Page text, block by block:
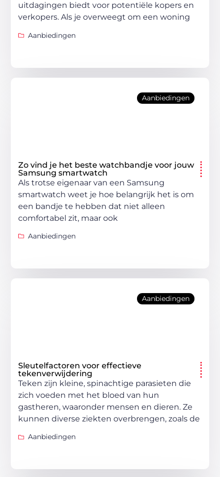
uitdagingen biedt voor potentiële kopers en
verkopers. Als je overweegt om een woning
Aanbiedingen
Aanbiedingen
Zo vind je het beste watchbandje voor jouw
Samsung smartwatch
Als trotse eigenaar van een Samsung
smartwatch weet je hoe belangrijk het is om
een bandje te hebben dat niet alleen
comfortabel zit, maar ook
Aanbiedingen
Aanbiedingen
Sleutelfactoren voor effectieve
tekenverwijdering
Teken zijn kleine, spinachtige parasieten die
zich voeden met het bloed van hun
gastheren, waaronder mensen en dieren. Ze
kunnen diverse ziekten overbrengen, zoals de
Aanbiedingen